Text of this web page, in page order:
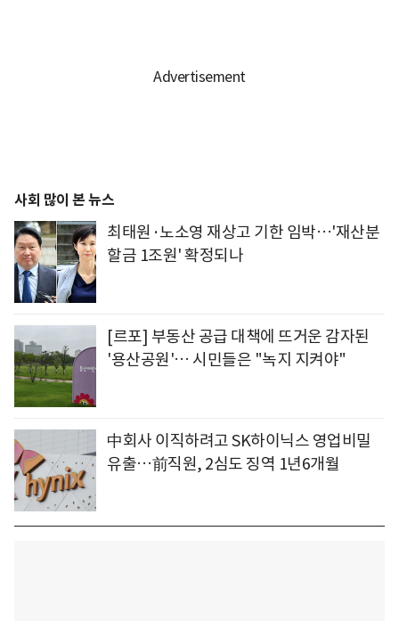
사회 많이 본 뉴스
최태원·노소영 재상고 기한 임박…'재산분
할금 1조원' 확정되나
[르포] 부동산 공급 대책에 뜨거운 감자된
'용산공원'… 시민들은 "녹지 지켜야"
中회사 이직하려고 SK하이닉스 영업비밀
유출…前직원, 2심도 징역 1년6개월